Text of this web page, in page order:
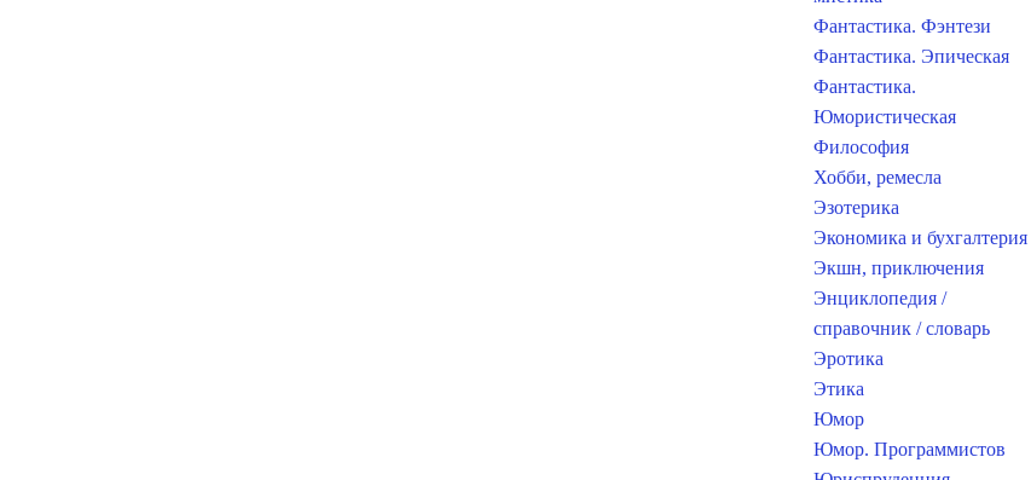
Фантастика. Фэнтези
Фантастика. Эпическая
Фантастика.
Юмористическая
Философия
Хобби, ремесла
Эзотерика
Экономика и бухгалтерия
Экшн, приключения
Энциклопедия /
справочник / словарь
Эротика
Этика
Юмор
Юмор. Программистов